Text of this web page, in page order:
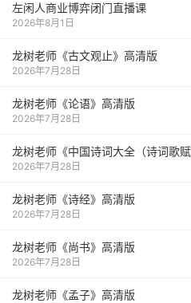
左闲人商业博弈闭门直播课
2026年8月1日
龙树老师《古文观止》高清版
2026年7月28日
龙树老师《论语》高清版
2026年7月28日
龙树老师《中国诗词大全（诗词歌
2026年7月28日
龙树老师《诗经》高清版
2026年7月28日
龙树老师《尚书》高清版
2026年7月28日
龙树老师《孟子》高清版